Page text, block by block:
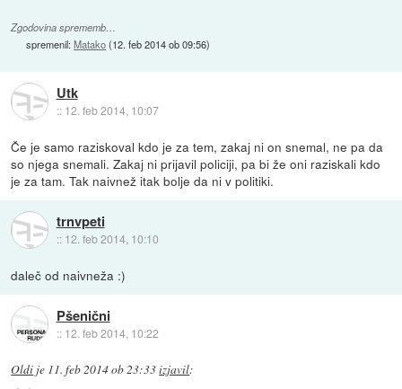
Zgodovina sprememb…
spremenil:Matako(12. feb 2014 ob 09:56)
Utk
:: 12. feb 2014, 10:07
Če je samo raziskoval kdo je za tem, zakaj ni on snemal, ne pa da
so njega snemali. Zakaj ni prijavil policiji, pa bi že oni raziskali kdo
je za tam. Tak naivnež itak bolje da ni v politiki.
trnvpeti
:: 12. feb 2014, 10:10
daleč od naivneža :)
Pšenični
:: 12. feb 2014, 10:22
Oldi je 11. feb 2014 ob 23:33izjavil: